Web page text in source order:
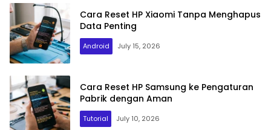
Cara Reset HP Xiaomi Tanpa Menghapus
Data Penting
Android July 15, 2026
Cara Reset HP Samsung ke Pengaturan
Pabrik dengan Aman
Tutorial July 10, 2026